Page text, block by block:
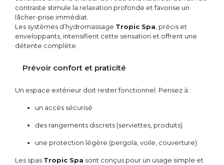
contraste stimule la relaxation profonde et favorise un
lâcher-prise immédiat.
Les systèmes d’hydromassage Tropic Spa , précis et
enveloppants, intensifient cette sensation et offrent une
détente complète.
Prévoir confort et praticité
Un espace extérieur doit rester fonctionnel. Pensez à :
un accès sécurisé
des rangements discrets (serviettes, produits)
une protection légère (pergola, voile, couverture)
Les spas Tropic Spa sont conçus pour un usage simple et